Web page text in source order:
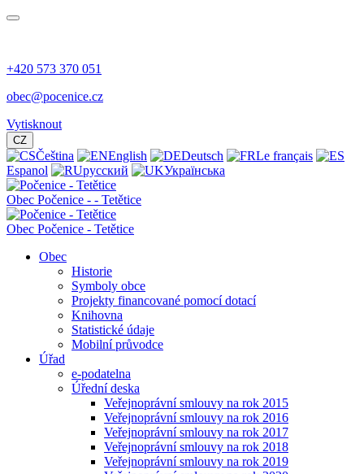
+420 573 370 051
obec@pocenice.cz
Vytisknout
CZ
Čeština English Deutsch
Le français
Espanol
русский Українська
Obec Počenice - - Tetětice
Obec Počenice - Tetětice
Obec
Historie
Symboly obce
Projekty financované pomocí dotací
Knihovna
Statistické údaje
Mobilní průvodce
Úřad
e-podatelna
Úřední deska
Veřejnoprávní smlouvy na rok 2015
Veřejnoprávní smlouvy na rok 2016
Veřejnoprávní smlouvy na rok 2017
Veřejnoprávní smlouvy na rok 2018
Veřejnoprávní smlouvy na rok 2019